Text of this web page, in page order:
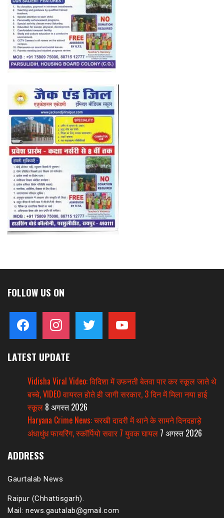
FOLLOW US ON
facebook instagram twitter youtube
LATEST UPDATE
Vidisha Viral Video: विदिशा में उफनती बेतवा पार कर स्कूल जाते थे
बच्चे, VIDEO वायरल होते ही जागी सरकार, 3 दिन में मिला नया हाई
स्कूल 8 अगस्त 2026
Haryana Crime News: चरखी दादरी में थाने के सामने दिनदहाड़े
अंधाधुंध फायरिंग, स्कॉर्पियो सवार 7 युवक घायल 7 अगस्त 2026
ADDRESS
Gaurtalab News
Raipur (Chhattisgarh).
Mail: news.gautalab@gmail.com